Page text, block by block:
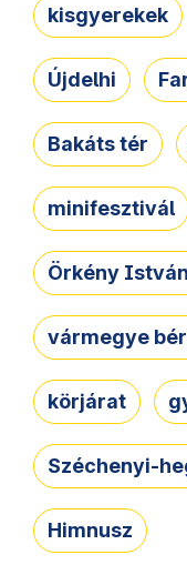
kisgyerekek
Újdelhi
Bakáts tér
minifesztivál
Örkény
vármegye
körjárat
Széchenyi-
Himnusz